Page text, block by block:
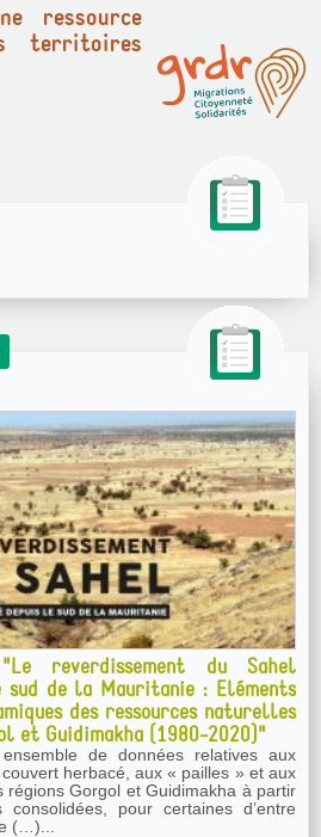
ressource
territoires
reverdissement du Sahel
sud de la Mauritanie : Eléments
des ressources naturelles
et Guidimakha (1980-2020)"
de données relatives aux
herbacé, aux « pailles » et aux
régions Gorgol et Guidimakha à partir
pour certaines d’entre
(…)...